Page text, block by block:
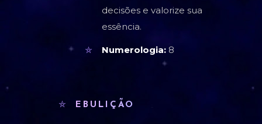
decisões e valorize sua
essência.
Numerologia: 8
EBULIÇÃO